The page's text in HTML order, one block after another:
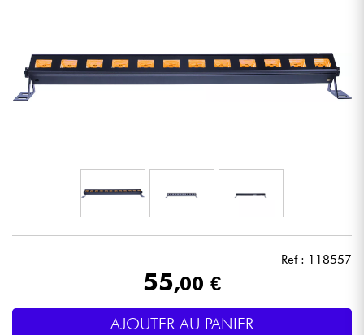
Synthés & Sampleurs
Micros & HF
Ref : 118557
55,00 €
AJOUTER AU PANIER